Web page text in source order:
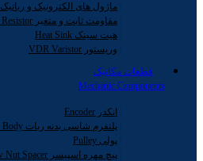
ماژول های الکترونیک و رباتیک Modules
مقاومت ثابت و متغیر Var & Fix Resistor
هیت سینک Heat Sink
وریستور VDR Varistor
قطعات مکانیک
Mechanic Components
انکدر Encoder
پلتفرم شاسی بدنه ربات Platform Chassis Body
پولی Pulley
پیچ مهره اسپیسر Screw Nut Spacer